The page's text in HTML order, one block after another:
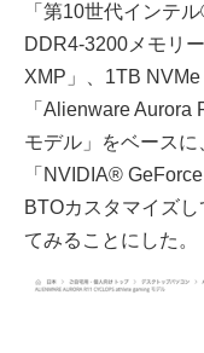
「第10世代インテ
DDR4-3200メモリ
XMP」、1TB
「Alienware
モデル」をベース
「NVIDIA®
BTOカスタマイズ
てみることにした。